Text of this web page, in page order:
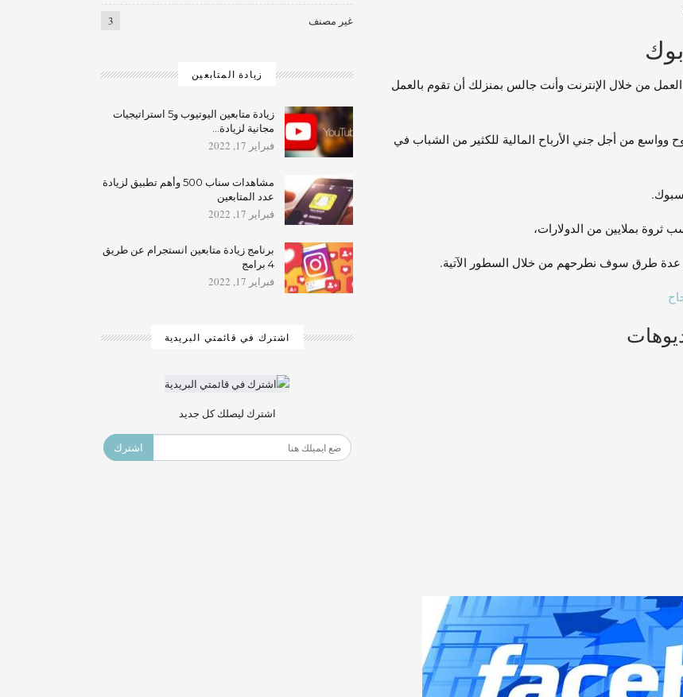
من خلال الإنترنت وأنت جالس بمنزلك أن تقوم بالعمل
من أجل جني الأرباح المالية للكثير من الشباب في
بملايين من الدولارات،
طرق سوف نطرحهم من خلال السطور الآتية.
غير مصنف 3
زيادة المتابعين
زيادة متابعين اليوتيوب و5 استراتيجيات
مجانية لزيادة…
فبراير 17, 2022
مشاهدات سناب 500 وأهم تطبيق لزيادة
عدد المتابعين
فبراير 17, 2022
برنامج زيادة متابعين انستجرام عن طريق
4 برامج
فبراير 17, 2022
اشترك في قائمتي البريدية
اشترك ليصلك كل جديد
اشترك